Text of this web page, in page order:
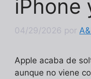
iPhone
04/29/2026 por
Apple acaba de
aunque no viene